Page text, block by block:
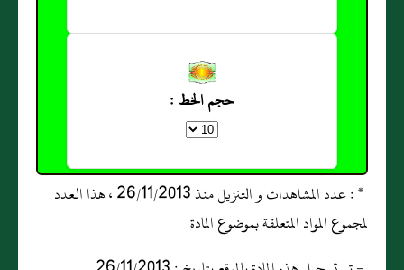
حجم الخط :
* : عدد المشاهدات و التنزيل منذ 26/11/2013 ، هذا العدد
لمجموع المواد المتعلقة بموضوع المادة